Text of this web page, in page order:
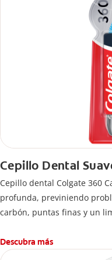
Cepillo Dental
Cepillo dental Colgate 360
profunda, previniendo
carbón, puntas finas y un
Descubra más